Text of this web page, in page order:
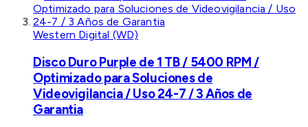
Western Digital (WD)
Disco Duro Purple de 1 TB / 5400 RPM /
Optimizado para Soluciones de
Videovigilancia / Uso 24-7 / 3 Años de
Garantia